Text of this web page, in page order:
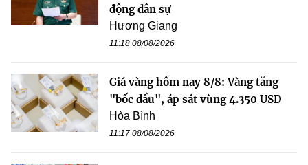
động dân sự
Hương Giang
11:18 08/08/2026
Giá vàng hôm nay 8/8: Vàng tăng
"bốc đầu", áp sát vùng 4.350 USD
Hòa Bình
11:17 08/08/2026